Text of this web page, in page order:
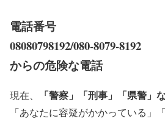
電話番号
08080798192/080-8079-8192
からの危険な電話
現在、 「警察」「刑事」「県警」
「あなたに容疑がかかっている」